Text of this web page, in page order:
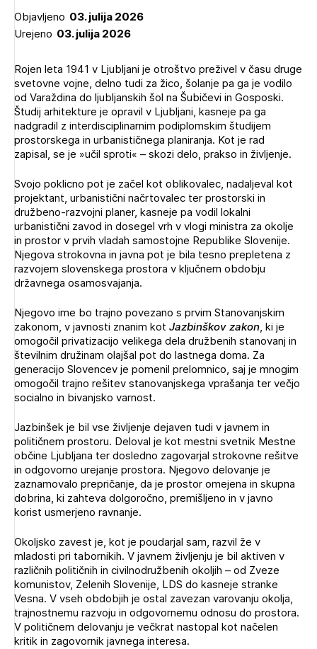
REGISTRIRAJTE SE
Objavljeno 03. julija 2026
Urejeno 03. julija 2026
Rojen leta 1941 v Ljubljani je otroštvo preživel v času druge
svetovne vojne, delno tudi za žico, šolanje pa ga je vodilo
od Varaždina do ljubljanskih šol na Šubičevi in Gosposki.
Študij arhitekture je opravil v Ljubljani, kasneje pa ga
nadgradil z interdisciplinarnim podiplomskim študijem
prostorskega in urbanističnega planiranja. Kot je rad
zapisal, se je »učil sproti« – skozi delo, prakso in življenje.
Svojo poklicno pot je začel kot oblikovalec, nadaljeval kot
projektant, urbanistični načrtovalec ter prostorski in
družbeno-razvojni planer, kasneje pa vodil lokalni
urbanistični zavod in dosegel vrh v vlogi ministra za okolje
in prostor v prvih vladah samostojne Republike Slovenije.
Njegova strokovna in javna pot je bila tesno prepletena z
razvojem slovenskega prostora v ključnem obdobju
državnega osamosvajanja.
Njegovo ime bo trajno povezano s prvim Stanovanjskim
zakonom, v javnosti znanim kot Jazbinškov zakon, ki je
omogočil privatizacijo velikega dela družbenih stanovanj in
številnim družinam olajšal pot do lastnega doma. Za
generacijo Slovencev je pomenil prelomnico, saj je mnogim
omogočil trajno rešitev stanovanjskega vprašanja ter večjo
socialno in bivanjsko varnost.
Jazbinšek je bil vse življenje dejaven tudi v javnem in
političnem prostoru. Deloval je kot mestni svetnik Mestne
občine Ljubljana ter dosledno zagovarjal strokovne rešitve
in odgovorno urejanje prostora. Njegovo delovanje je
zaznamovalo prepričanje, da je prostor omejena in skupna
dobrina, ki zahteva dolgoročno, premišljeno in v javno
korist usmerjeno ravnanje.
Okoljsko zavest je, kot je poudarjal sam, razvil že v
mladosti pri tabornikih. V javnem življenju je bil aktiven v
različnih političnih in civilnodružbenih okoljih – od Zveze
komunistov, Zelenih Slovenije, LDS do kasneje stranke
Vesna. V vseh obdobjih je ostal zavezan varovanju okolja,
trajnostnemu razvoju in odgovornemu odnosu do prostora.
V političnem delovanju je večkrat nastopal kot načelen
kritik in zagovornik javnega interesa.
Novičnik natečajev
Tedenski novičnik javnih naročil
NAPREJ